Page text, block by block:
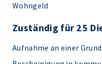
Wohngeld
Zuständig für 25
Aufnahme an einer